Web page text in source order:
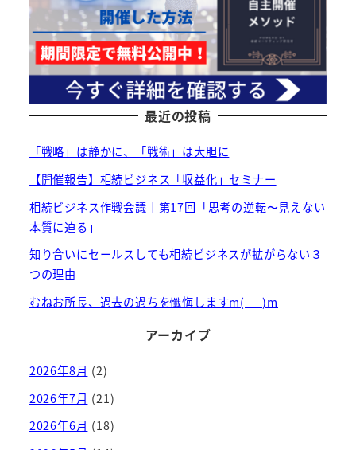
最近の投稿
「戦略」は静かに、「戦術」は大胆に
【開催報告】相続ビジネス「収益化」セミナー
相続ビジネス作戦会議｜第17回「思考の逆転〜見えない
本質に迫る」
知り合いにセールスしても相続ビジネスが拡がらない３
つの理由
むねお所長、過去の過ちを懺悔しますm(_ _)m
アーカイブ
2026年8月 (2)
2026年7月 (21)
2026年6月 (18)